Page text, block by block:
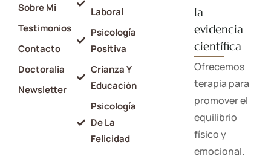
Sobre Mi
Testimonios
Contacto
Doctoralia
Newsletter
Laboral
Psicología
Positiva
Crianza Y
Educación
Psicología
De La
Felicidad
la
evidencia
científica
Ofrecemos
terapia para
promover el
equilibrio
físico y
emocional.